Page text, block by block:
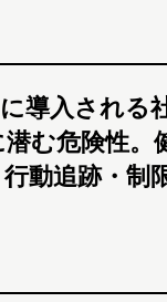
導入される
む危険性。
動追跡・制